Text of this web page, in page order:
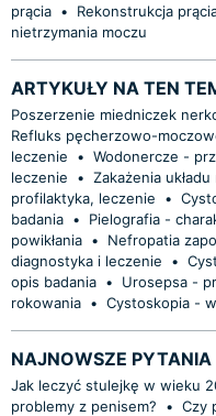
prącia • Rekonstrukcja
nietrzymania moczu
ARTYKUŁY NA TEN
Poszerzenie miedniczek
Refluks pęcherzowo-
leczenie
• Wodonercze -
leczenie
• Zakażenia
profilaktyka, leczenie
•
badania •
Pielografia -
powikłania •
Nefropatia
diagnostyka i leczenie
•
opis badania •
Urosepsa -
rokowania • Cystoskopia -
NAJNOWSZE
Jak leczyć stulejkę w wieku
problemy z penisem?
• Czy